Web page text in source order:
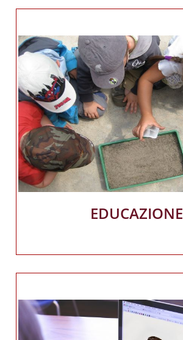
EDUCAZIONE